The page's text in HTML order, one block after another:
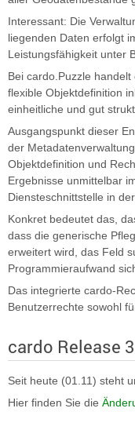
Interessant: Die
liegenden Daten erfolgt
Leistungsfähigkeit unter
Bei cardo.Puzzle
flexible Objektdefinition
einheitliche und gut
Ausgangspunkt dieser
der
Objektdefinition und
Ergebnisse unmittelbar
Diensteschnittstelle in
Konkret bedeutet das,
dass die generische
erweitert wird, das Feld
Programmieraufwand
Das integrierte cardo-
Benutzerrechte sowohl
cardo Release
Seit heute (01.11) steht
Hier finden Sie die